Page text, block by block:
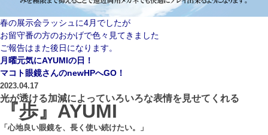
春の展示会ラッシュに4月でしたが
お留守番の方のおかげで色々見てきました
ご報告はまた後日になります。
月曜元気にAYUMIの日！
マコト眼鏡さんのnewHPへGO！
2023.04.17
光が透ける加減によっていろいろな表情を見せてくれる
『歩』AYUMI
「心地良い眼鏡を、長く使い続けたい。」